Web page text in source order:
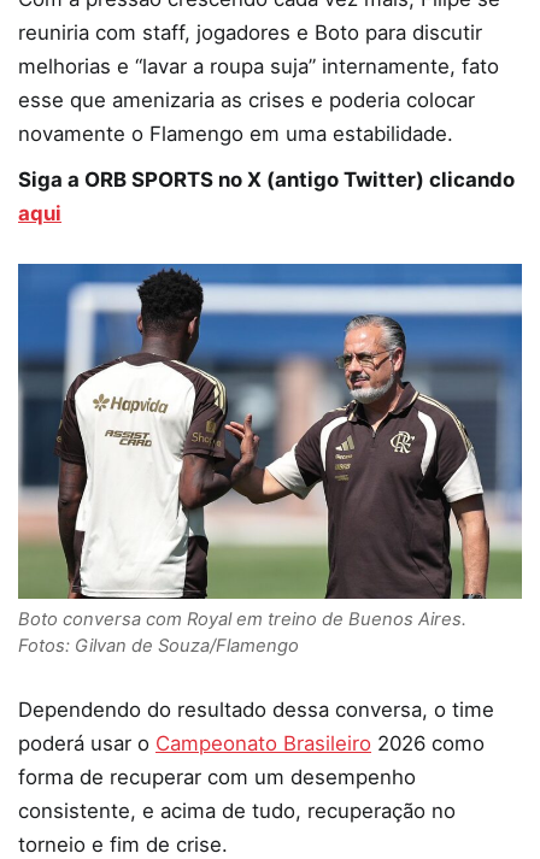
reuniria com staff, jogadores e Boto para discutir
melhorias e “lavar a roupa suja” internamente, fato
esse que amenizaria as crises e poderia colocar
novamente o Flamengo em uma estabilidade.
Siga a ORB SPORTS no X (antigo Twitter) clicando
aqui
Boto conversa com Royal em treino de Buenos Aires.
Fotos: Gilvan de Souza/Flamengo
Dependendo do resultado dessa conversa, o time
poderá usar o Campeonato Brasileiro 2026 como
forma de recuperar com um desempenho
consistente, e acima de tudo, recuperação no
torneio e fim de crise.